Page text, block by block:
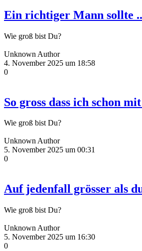
Ein richtiger Mann sollte
Wie groß bist Du?
Unknown Author
4. November 2025 um 18:58
0
So gross dass ich schon
Wie groß bist Du?
Unknown Author
5. November 2025 um 00:31
0
Auf jedenfall grösser als
Wie groß bist Du?
Unknown Author
5. November 2025 um 16:30
0